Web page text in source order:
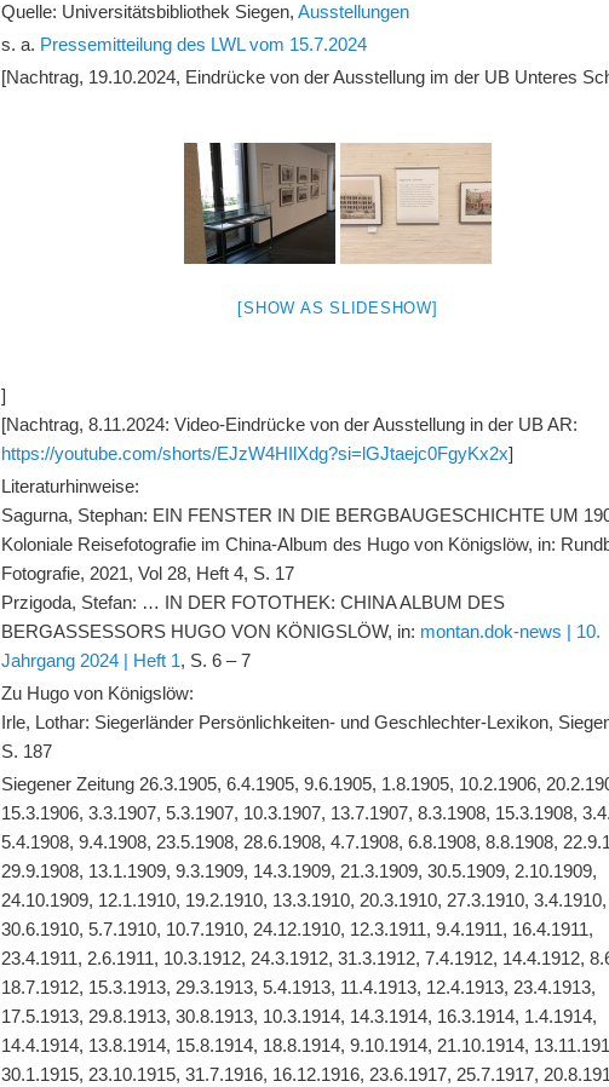
Quelle: Universitätsbibliothek Siegen,Ausstellungen
s. a. Pressemitteilung des LWL vom 15.7.2024
[Nachtrag, 19.10.2024, Eindrücke von der Ausstellung im der UB Unteres
[SHOW AS SLIDESHOW]
]
[Nachtrag, 8.11.2024: Video-Eindrücke von der Ausstellung in der UB AR:
https://youtube.com/shorts/EJzW4HIlXdg?si=lGJtaejc0FgyKx2x]
Literaturhinweise:
Sagurna, Stephan: EIN FENSTER IN DIE BERGBAUGESCHICHTE UM
Koloniale Reisefotografie im China-Album des Hugo von Königslöw, in:
Fotografie, 2021, Vol 28, Heft 4, S. 17
Przigoda, Stefan: … IN DER FOTOTHEK: CHINA ALBUM DES
BERGASSESSORS HUGO VON KÖNIGSLÖW, in: montan.dok-news | 10.
Jahrgang 2024 | Heft 1, S. 6 – 7
Zu Hugo von Königslöw:
Irle, Lothar: Siegerländer Persönlichkeiten- und Geschlechter-Lexikon,
S. 187
Siegener Zeitung 26.3.1905, 6.4.1905, 9.6.1905, 1.8.1905, 10.2.1906,
15.3.1906, 3.3.1907, 5.3.1907, 10.3.1907, 13.7.1907, 8.3.1908, 15.3.1908,
5.4.1908, 9.4.1908, 23.5.1908, 28.6.1908, 4.7.1908, 6.8.1908, 8.8.1908,
29.9.1908, 13.1.1909, 9.3.1909, 14.3.1909, 21.3.1909, 30.5.1909, 2.10.1909,
24.10.1909, 12.1.1910, 19.2.1910, 13.3.1910, 20.3.1910, 27.3.1910, 3.4.1910,
30.6.1910, 5.7.1910, 10.7.1910, 24.12.1910, 12.3.1911, 9.4.1911, 16.4.1911,
23.4.1911, 2.6.1911, 10.3.1912, 24.3.1912, 31.3.1912, 7.4.1912, 14.4.1912,
18.7.1912, 15.3.1913, 29.3.1913, 5.4.1913, 11.4.1913, 12.4.1913, 23.4.1913,
17.5.1913, 29.8.1913, 30.8.1913, 10.3.1914, 14.3.1914, 16.3.1914, 1.4.1914,
14.4.1914, 13.8.1914, 15.8.1914, 18.8.1914, 9.10.1914, 21.10.1914,
30.1.1915, 23.10.1915, 31.7.1916, 16.12.1916, 23.6.1917, 25.7.1917,